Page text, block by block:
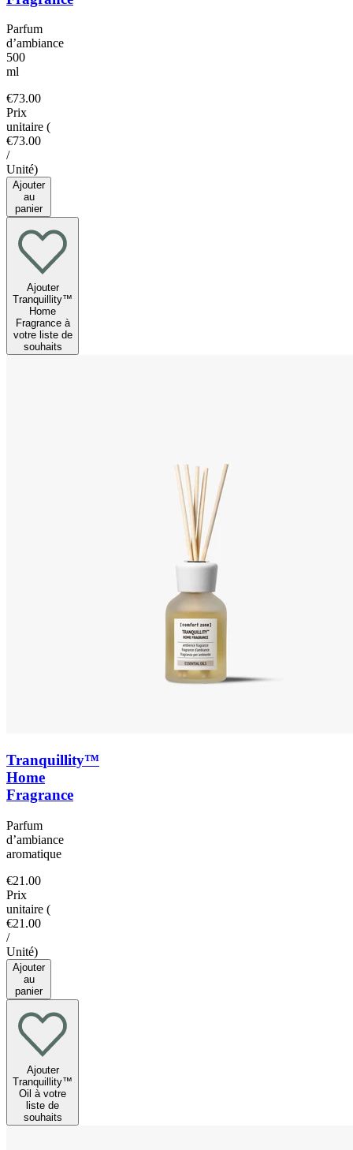
Parfum
d’ambiance
500
ml
€73.00
Prix
unitaire (
€73.00
/
Unité)
Ajouter
au
panier
Ajouter
Tranquillity™
Home
Fragrance à
votre liste de
souhaits
Tranquillity™
Home
Fragrance
Parfum
d’ambiance
aromatique
€21.00
Prix
unitaire (
€21.00
/
Unité)
Ajouter
au
panier
Ajouter
Tranquillity™
Oil à votre
liste de
souhaits